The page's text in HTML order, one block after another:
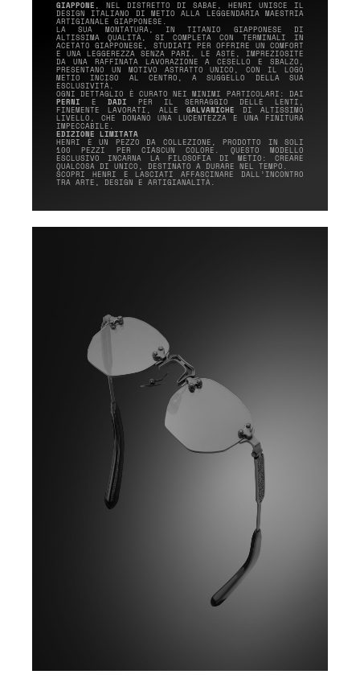
GIAPPONE , NEL DISTRETTO DI SABAE, HENRI UNISCE IL
DESIGN ITALIANO DI METIO ALLA LEGGENDARIA MAESTRIA
ARTIGIANALE GIAPPONESE.
LA SUA MONTATURA, IN TITANIO GIAPPONESE DI
ALTISSIMA QUALITÀ, SI COMPLETA CON TERMINALI IN
ACETATO GIAPPONESE, STUDIATI PER OFFRIRE UN COMFORT
E UNA LEGGEREZZA SENZA PARI. LE ASTE, IMPREZIOSITE
DA UNA RAFFINATA LAVORAZIONE A CESELLO E SBALZO,
PRESENTANO UN MOTIVO ASTRATTO UNICO, CON IL LOGO
METIO INCISO AL CENTRO, A SUGGELLO DELLA SUA
ESCLUSIVITÀ.
OGNI DETTAGLIO È CURATO NEI MINIMI PARTICOLARI: DAI
PERNI E DADI PER IL SERRAGGIO DELLE LENTI,
FINEMENTE LAVORATI, ALLE GALVANICHE DI ALTISSIMO
LIVELLO, CHE DONANO UNA LUCENTEZZA E UNA FINITURA
IMPECCABILE.
EDIZIONE LIMITATA
HENRI È UN PEZZO DA COLLEZIONE, PRODOTTO IN SOLI
100 PEZZI PER CIASCUN COLORE. QUESTO MODELLO
ESCLUSIVO INCARNA LA FILOSOFIA DI METIO: CREARE
QUALCOSA DI UNICO, DESTINATO A DURARE NEL TEMPO.
SCOPRI HENRI E LASCIATI AFFASCINARE DALL’INCONTRO
TRA ARTE, DESIGN E ARTIGIANALITÀ.